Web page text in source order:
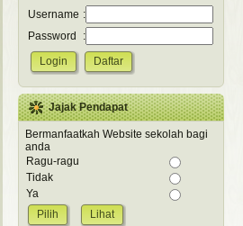
Username :
Password
:
Jajak Pendapat
Bermanfaatkah Website sekolah bagi
anda
Ragu-ragu
Tidak
Ya
Lihat